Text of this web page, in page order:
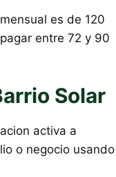
es de 120
entre 72 y 90
Solar
activa a
o negocio usando